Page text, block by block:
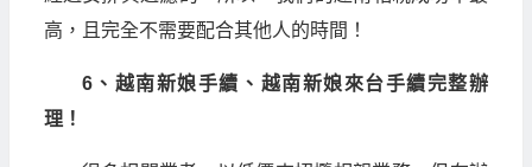
高，且完全不需要配合其他人的時間！
6、越南新娘手續、越南新娘來台手續完整辦
理！